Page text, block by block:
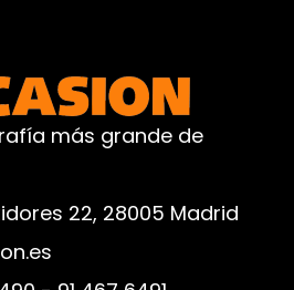
más grande de
22, 28005 Madrid